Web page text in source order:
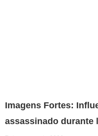
Imagens Fortes:
assassinado durante